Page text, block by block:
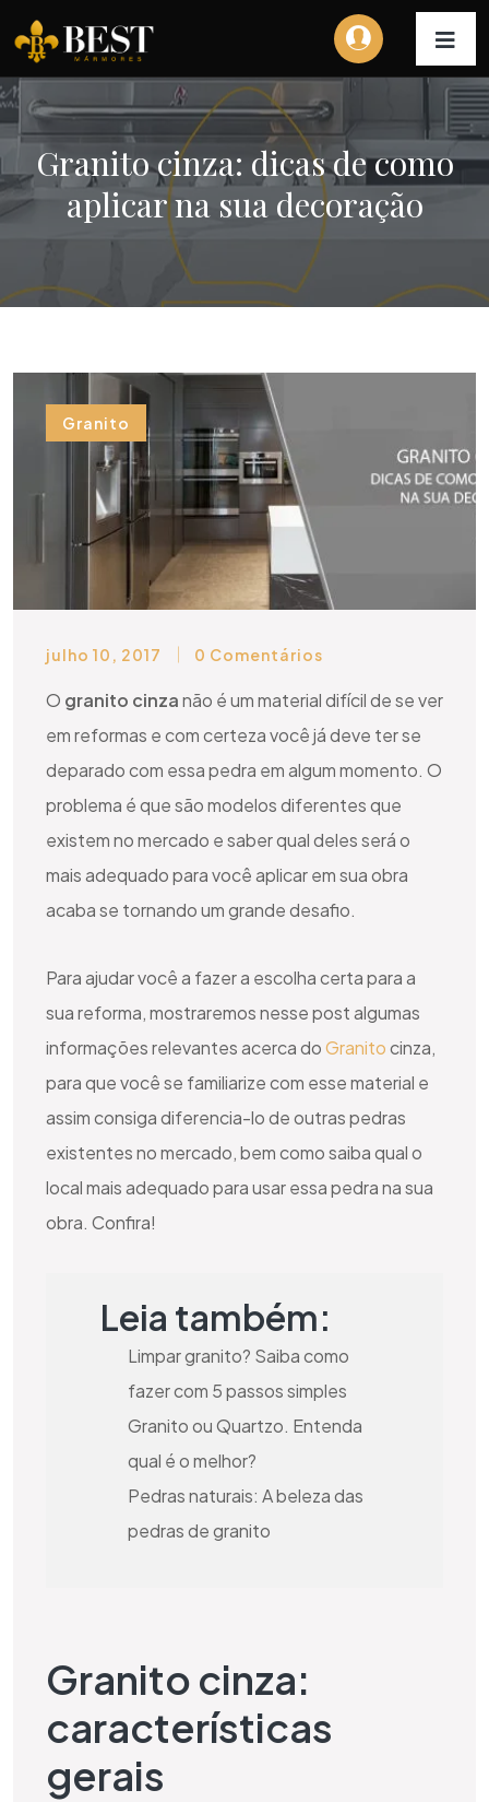
Granito cinza: dicas de como
aplicar na sua decoração
Granito
julho 10, 2017 0 Comentários
O granito cinzanão é um material difícil de se ver
em reformas e com certeza você já deve ter se
deparado com essa pedra em algum momento. O
problema é que são modelos diferentes que
existem no mercado e saber qual deles será o
mais adequado para você aplicar em sua obra
acaba se tornando um grande desafio.
Para ajudar você a fazer a escolha certa para a
sua reforma, mostraremos nesse post algumas
informações relevantes acerca doGranitocinza,
para que você se familiarize com esse material e
assim consiga diferencia-lo de outras pedras
existentes no mercado, bem como saiba qual o
local mais adequado para usar essa pedra na sua
obra. Confira!
Leia também:
Limpar granito? Saiba como
fazer com 5 passos simples
Granito ou Quartzo. Entenda
qual é o melhor?
Pedras naturais: A beleza das
pedras de granito
Granito cinza:
características
gerais